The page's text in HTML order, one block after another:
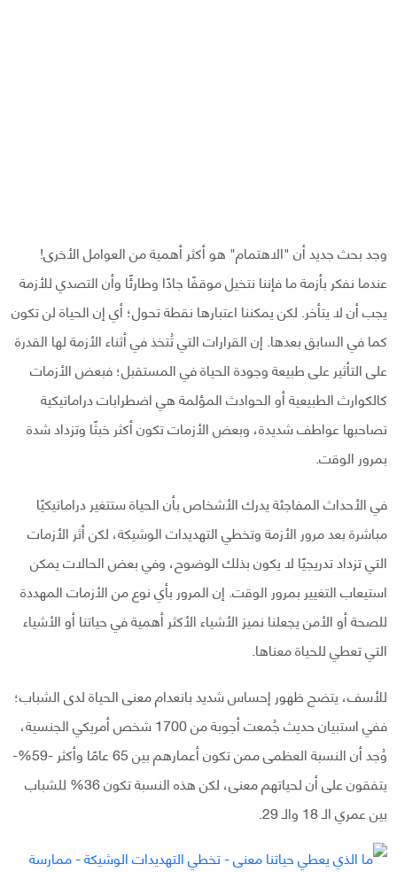
وجد بحث جديد أن "الاهتمام" هو أكثر أهمية من العوامل الأخرى!
عندما نفكر بأزمة ما فإننا نتخيل موقفًا جادًا وطارئًا وأن التصدي للأزمة
يجب أن لا يتأخر. لكن يمكننا اعتبارها نقطة تحول؛ أي إن الحياة لن تكون
كما في السابق بعدها. إن القرارات التي تُتخذ في أثناء الأزمة لها القدرة
على التأثير على طبيعة وجودة الحياة في المستقبل؛ فبعض الأزمات
كالكوارث الطبيعية أو الحوادث المؤلمة هي اضطرابات دراماتيكية
تصاحبها عواطف شديدة، وبعض الأزمات تكون أكثر خبثًا وتزداد شدة
بمرور الوقت.
في الأحداث المفاجئة يدرك الأشخاص بأن الحياة ستتغير دراماتيكيًا
مباشرة بعد مرور الأزمة وتخطي التهديدات الوشيكة، لكن أثر الأزمات
التي تزداد تدريجيًا لا يكون بذلك الوضوح، وفي بعض الحالات يمكن
استيعاب التغيير بمرور الوقت. إن المرور بأي نوع من الأزمات المهددة
للصحة أو الأمن يجعلنا نميز الأشياء الأكثر أهمية في حياتنا أو الأشياء
التي تعطي للحياة معناها.
للأسف، يتضح ظهور إحساس شديد بانعدام معنى الحياة لدى الشباب؛
ففي استبيان حديث جُمعت أجوبة من 1700 شخص أمريكي الجنسية،
وُجد أن النسبة العظمى ممن تكون أعمارهم بين 65 عامًا وأكثر -59%-
يتفقون على أن لحياتهم معنى، لكن هذه النسبة تكون 36% للشباب
بين عمري الـ 18 والـ 29.